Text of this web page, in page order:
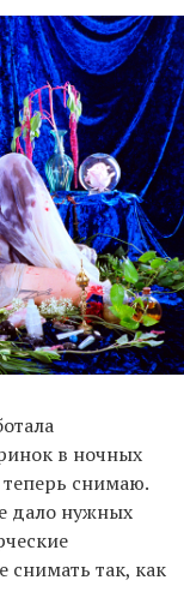
в ночных
теперь снимаю.
дало нужных
снимать так, как